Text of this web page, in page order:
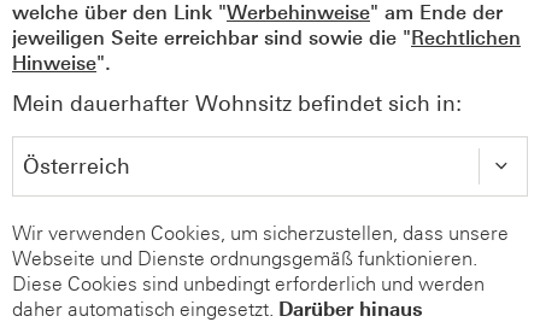
welche über den Link "Werbehinweise" am Ende der
jeweiligen Seite erreichbar sind sowie die "Rechtlichen
Hinweise".
Mein dauerhafter Wohnsitz befindet sich in:
Wir verwenden Cookies, um sicherzustellen, dass unsere
Webseite und Dienste ordnungsgemäß funktionieren.
Diese Cookies sind unbedingt erforderlich und werden
daher automatisch eingesetzt. Darüber hinaus